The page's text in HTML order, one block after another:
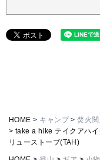
HOME キャンプ
焚火関
take a hike テイクアハ
リューストーブ(TAH)